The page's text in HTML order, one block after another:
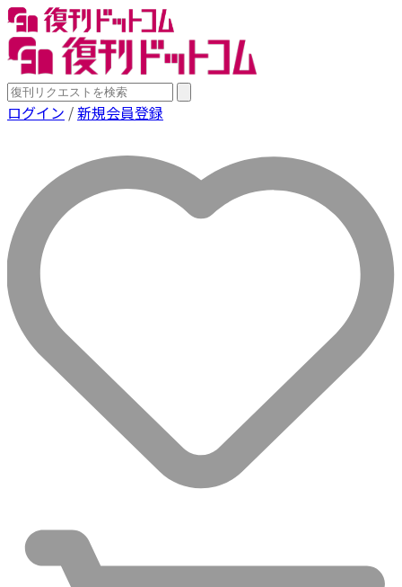
ログイン /新規会員登録